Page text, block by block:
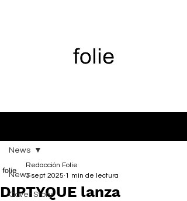
News
Cover Story
News
DIPTYQUE lanza
Redacción Folie
3 sept 2025 1 min de lectura